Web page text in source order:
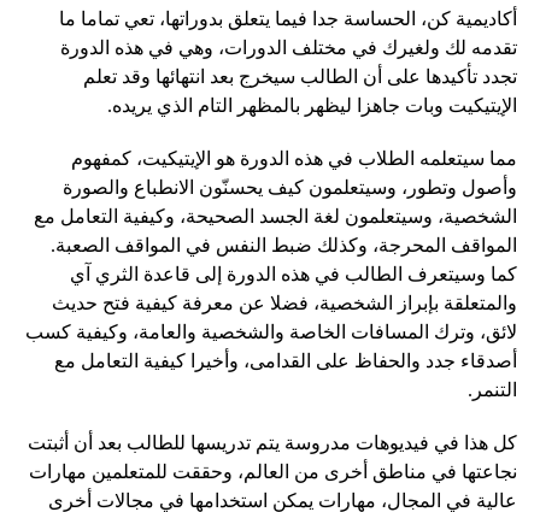
أكاديمية كن، الحساسة جدا فيما يتعلق بدوراتها، تعي تماما ما
تقدمه لك ولغيرك في مختلف الدورات، وهي في هذه الدورة
تجدد تأكيدها على أن الطالب سيخرج بعد انتهائها وقد تعلم
الإيتيكيت وبات جاهزا ليظهر بالمظهر التام الذي يريده.
مما سيتعلمه الطلاب في هذه الدورة هو الإيتيكيت، كمفهوم
وأصول وتطور، وسيتعلمون كيف يحسنّون الانطباع والصورة
الشخصية، وسيتعلمون لغة الجسد الصحيحة، وكيفية التعامل مع
المواقف المحرجة، وكذلك ضبط النفس في المواقف الصعبة.
كما وسيتعرف الطالب في هذه الدورة إلى قاعدة الثري آي
والمتعلقة بإبراز الشخصية، فضلا عن معرفة كيفية فتح حديث
لائق، وترك المسافات الخاصة والشخصية والعامة، وكيفية كسب
أصدقاء جدد والحفاظ على القدامى، وأخيرا كيفية التعامل مع
التنمر.
كل هذا في فيديوهات مدروسة يتم تدريسها للطالب بعد أن أثبتت
نجاعتها في مناطق أخرى من العالم، وحققت للمتعلمين مهارات
عالية في المجال، مهارات يمكن استخدامها في مجالات أخرى